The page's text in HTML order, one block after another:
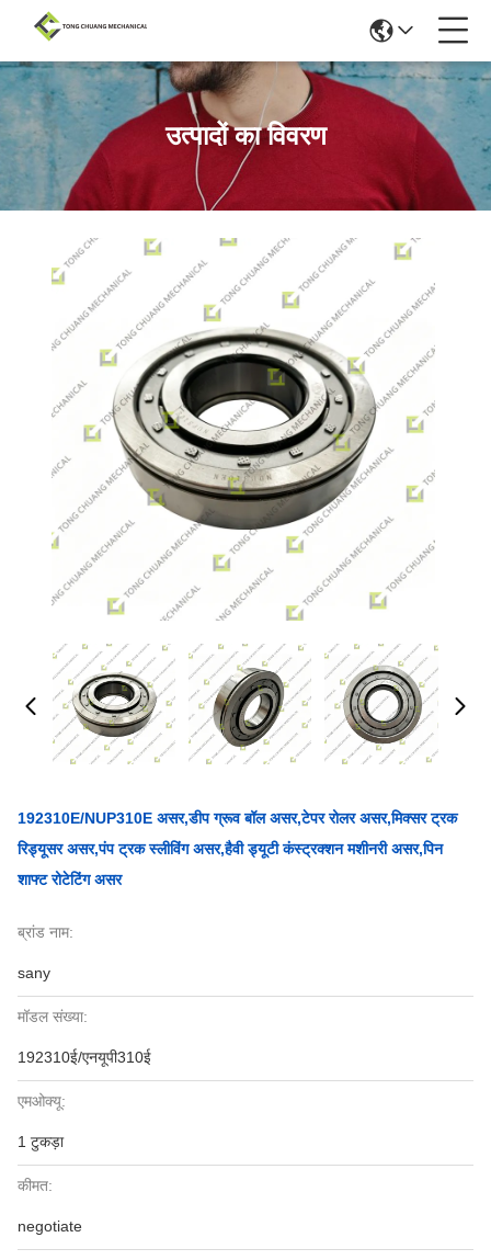
उत्पादों का विवरण
192310E/NUP310E असर,डीप ग्रूव बॉल असर,टेपर रोलर असर,मिक्सर ट्रक
रिड्यूसर असर,पंप ट्रक स्लीविंग असर,हैवी ड्यूटी कंस्ट्रक्शन मशीनरी असर,पिन
शाफ्ट रोटेटिंग असर
ब्रांड नाम:
sany
मॉडल संख्या:
192310ई/एनयूपी310ई
एमओक्यू:
1 टुकड़ा
कीमत:
negotiate